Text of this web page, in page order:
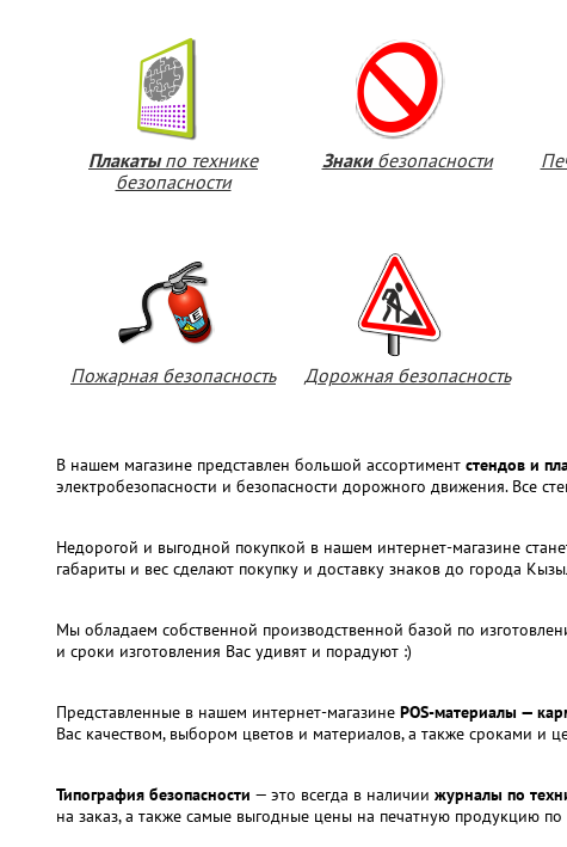
Плакатыпо технике
безопасности
Знакибезопасности
Пожарная безопасность Дорожная безопасность
В нашем магазине представлен большой ассортимент стендов и
электробезопасности и безопасности дорожного движения. Все
Недорогой и выгодной покупкой в нашем интернет-магазине
габариты и вес сделают покупку и доставку знаков до города
Мы обладаем собственной производственной базой по
и сроки изготовления Вас удивят и порадуют :)
Представленные в нашем интернет-магазине POS-материалы —
Вас качеством, выбором цветов и материалов, а также сроками и
Типография безопасности — это всегда в наличии журналы по
на заказ, а также самые выгодные цены на печатную продукцию